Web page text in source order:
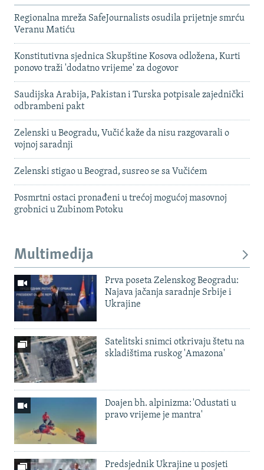
Regionalna mreža SafeJournalists osudila prijetnje smrću
Veranu Matiću
Konstitutivna sjednica Skupštine Kosova odložena, Kurti
ponovo traži 'dodatno vrijeme' za dogovor
Saudijska Arabija, Pakistan i Turska potpisale zajednički
odbrambeni pakt
Zelenski u Beogradu, Vučić kaže da nisu razgovarali o
vojnoj saradnji
Zelenski stigao u Beograd, susreo se sa Vučićem
Posmrtni ostaci pronađeni u trećoj mogućoj masovnoj
grobnici u Zubinom Potoku
Multimedija
Prva poseta Zelenskog Beogradu:
Najava jačanja saradnje Srbije i
Ukrajine
Satelitski snimci otkrivaju štetu na
skladištima ruskog 'Amazona'
Doajen bh. alpinizma: 'Odustati u
pravo vrijeme je mantra'
Predsjednik Ukrajine u posjeti